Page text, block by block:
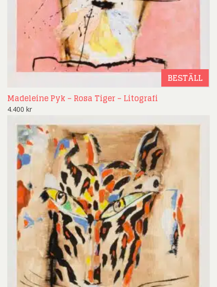
BESTÄLL
Madeleine Pyk – Rosa Tiger – Litografi
4.400 kr